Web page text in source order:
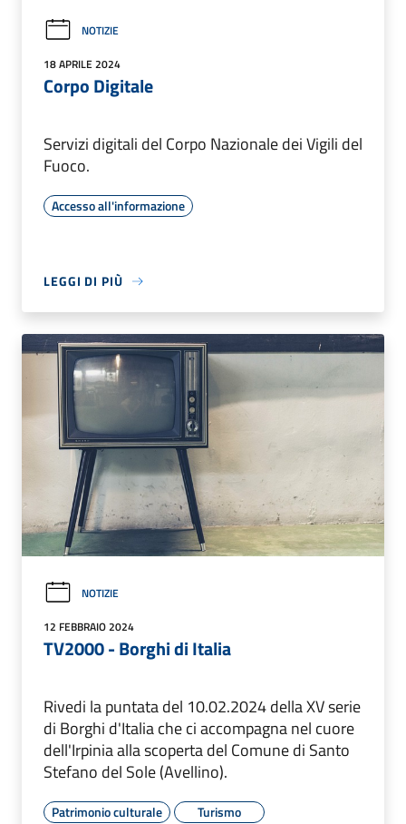
NOTIZIE
18 APRILE 2024
Corpo Digitale
Servizi digitali del Corpo Nazionale dei Vigili del
Fuoco.
Accesso all'informazione
LEGGI DI PIÙ
NOTIZIE
12 FEBBRAIO 2024
TV2000 - Borghi di Italia
Rivedi la puntata del 10.02.2024 della XV serie
di Borghi d'Italia che ci accompagna nel cuore
dell'Irpinia alla scoperta del Comune di Santo
Stefano del Sole (Avellino).
Patrimonio culturale Turismo